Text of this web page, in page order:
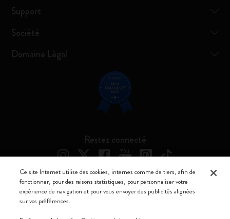
Support
Société
Domaine Légal
Restez connecté
Moleskine ® est une marque enregistrée de Moleskine Srl a socio unico
Ce site Internet utilise des cookies, internes comme de tiers, afin de
fonctionner, pour des raisons statistiques, pour personnaliser votre
expérience de navigation et pour vous envoyer des publicités alignées
sur vos préférences.